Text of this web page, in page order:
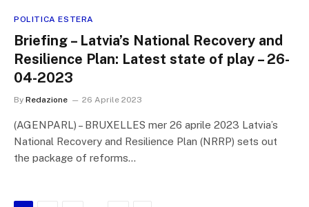
POLITICA ESTERA
Briefing – Latvia’s National Recovery and
Resilience Plan: Latest state of play – 26-
04-2023
By Redazione 26 Aprile 2023
(AGENPARL) – BRUXELLES mer 26 aprile 2023 Latvia’s
National Recovery and Resilience Plan (NRRP) sets out
the package of reforms…